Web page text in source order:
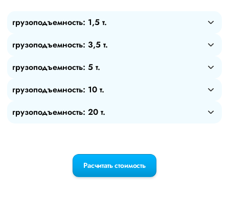
грузоподъемность: 1,5 т.
грузоподъемность: 3,5 т.
грузоподъемность: 5 т.
грузоподъемность: 10 т.
грузоподъемность: 20 т.
Расчитать стоимость